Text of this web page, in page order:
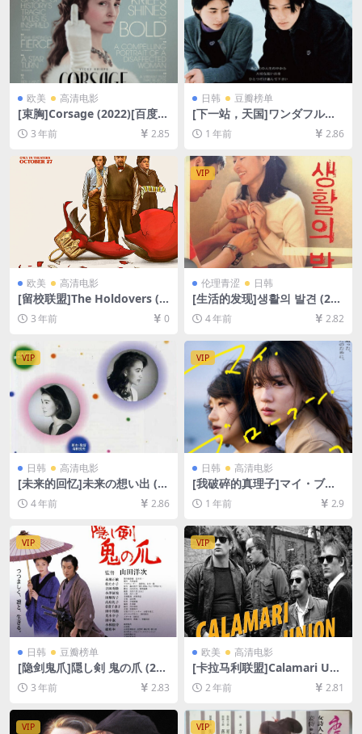
欧美 高清电影
[束胸]Corsage (2022)[百度网
盘+迅雷云盘资源1080P超清
未删减][MP4/6.8GB][中文字
幕]
3 年前 2.85
日韩 豆瓣榜单
[下一站，天国]ワンダフルラ
イフ (1998)[百度网盘+夸克网
盘1080P超清未删减资源][网
盘在线播放/下载][MP4/8.3G
B][中文字幕]
1 年前 2.86
欧美 高清电影
[留校联盟]The Holdovers (2
023)[百度网盘+夸克网盘1080
P超清未删减资源][网盘在线播
放/下载][MP4/8.2GB][中英字
幕]
3 年前 0
VIP
伦理青涩 日韩
[生活的发现]생활의 발견 (200
2)[百度网盘+夸克网盘资源10
80P超清未删减][MP4/7.5GB]
[韩语中字]
4 年前 2.82
VIP
日韩 高清电影
[未来的回忆]未来の想い出 (1
992)[百度网盘+迅雷云盘资源
1080P超清未删减][MP4/7.6G
4 年前 2.86
VIP
日韩 高清电影
[我破碎的真理子]マイ・ブロ
ークン・マリコ (2022)[百度
网盘+夸克网盘1080P超清未
载][MP4/5.5GB][中文字幕]
1 年前 2.9
VIP
日韩 豆瓣榜单
[隐剑鬼爪]隠し剣 鬼の爪 (200
4)[百度网盘+夸克网盘1080P
超清未删减资源][网盘在线播
放/下载][MP4/8.6GB][中文字
幕]
3 年前 2.83
VIP
欧美 高清电影
[卡拉马利联盟]Calamari Uni
on (1985)[百度网盘+夸克网
盘1080P超清未删减资源][网
盘在线播放/下载][MP4/5.5G
B][中文字幕]
2 年前 2.81
VIP VIP